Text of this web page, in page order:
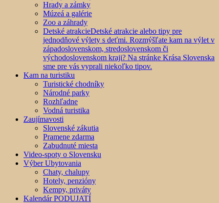
Hrady a zámky
Múzeá a galérie
Zoo a záhrady
Detské atrakcieDetské atrakcie alebo tipy pre
jednodňové výlety s deťmi. Rozmýšľate kam na výlet v
západoslovenskom, stredoslovenskom či
východoslovenskom kraji? Na stránke Krása Slovenska
sme pre vás vyprali niekoľko tipov.
Kam na turistiku
Turistické chodníky
Národné parky
Rozhľadne
Vodná turistika
Zaujímavosti
Slovenské zákutia
Pramene zdarma
Zabudnuté miesta
Video-spoty o Slovensku
Výber Ubytovania
Chaty, chalupy
Hotely, penzióny
Kempy, priváty
Kalendár PODUJATÍ